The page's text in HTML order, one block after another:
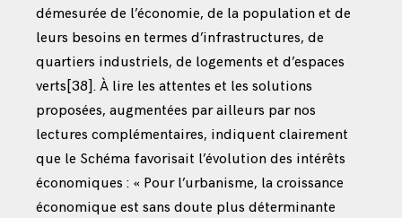
démesurée de l’économie, de la population et de
leurs besoins en termes d’infrastructures, de
quartiers industriels, de logements et d’espaces
verts [38] . À lire les attentes et les solutions
proposées, augmentées par ailleurs par nos
lectures complémentaires, indiquent clairement
que le Schéma favorisait l’évolution des intérêts
économiques : « Pour l’urbanisme, la croissance
économique est sans doute plus déterminante